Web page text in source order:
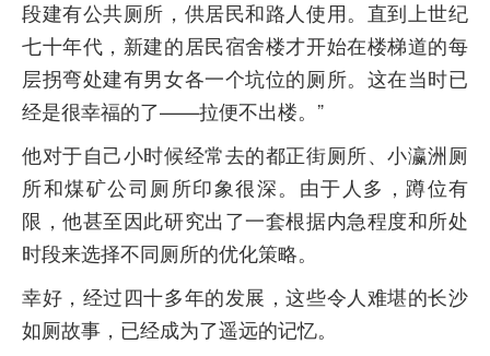
段建有公共厕所，供居民和路人使用。直到上世纪
七十年代，新建的居民宿舍楼才开始在楼梯道的每
层拐弯处建有男女各一个坑位的厕所。这在当时已
经是很幸福的了——拉便不出楼。”
他对于自己小时候经常去的都正街厕所、小瀛洲厕
所和煤矿公司厕所印象很深。由于人多，蹲位有
限，他甚至因此研究出了一套根据内急程度和所处
时段来选择不同厕所的优化策略。
幸好，经过四十多年的发展，这些令人难堪的长沙
如厕故事，已经成为了遥远的记忆。